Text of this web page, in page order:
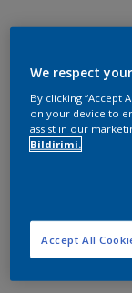
We respect
By clicking “Accept
on your device to
assist in our
Bildirimi.
Accept All